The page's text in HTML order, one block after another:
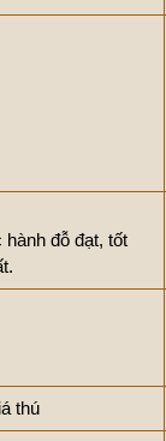
hành đỗ đạt, tốt
thú